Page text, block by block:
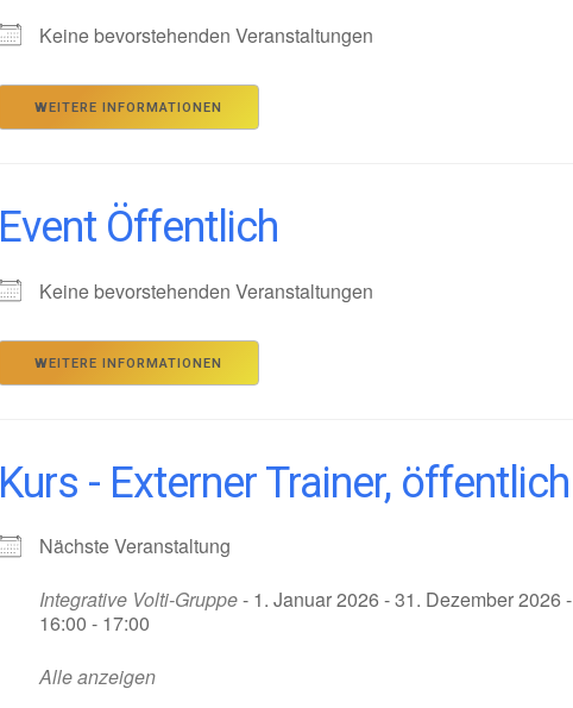
Keine bevorstehenden Veranstaltungen
WEITERE INFORMATIONEN
Event Öffentlich
Keine bevorstehenden Veranstaltungen
WEITERE INFORMATIONEN
Kurs - Externer Trainer, öffentlich
Nächste Veranstaltung
Integrative Volti-Gruppe- 1. Januar 2026 - 31. Dezember 2026 -
16:00 - 17:00
Alle anzeigen